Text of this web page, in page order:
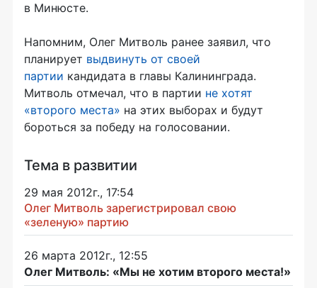
в Минюсте.
Напомним, Олег Митволь ранее заявил, что
планирует выдвинуть от своей
партии кандидата в главы Калининграда.
Митволь отмечал, что в партии не хотят
«второго места» на этих выборах и будут
бороться за победу на голосовании.
Тема в развитии
29 мая 2012г., 17:54
Олег Митволь зарегистрировал свою
«зеленую» партию
26 марта 2012г., 12:55
Олег Митволь: «Мы не хотим второго места!»